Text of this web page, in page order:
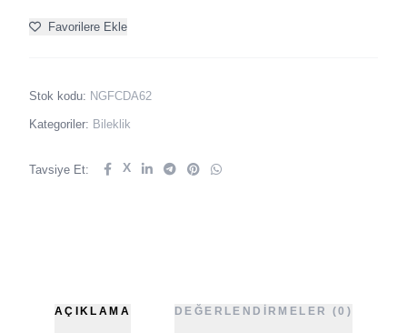
Favorilere Ekle
Stok kodu: NGFCDA62
Kategoriler: Bileklik
Tavsiye Et: X
AÇIKLAMA DEĞERLENDIRMELER (0)